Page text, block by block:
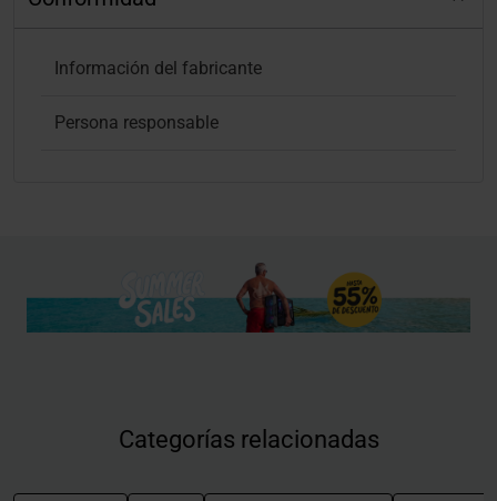
Información del fabricante
Persona responsable
Categorías relacionadas